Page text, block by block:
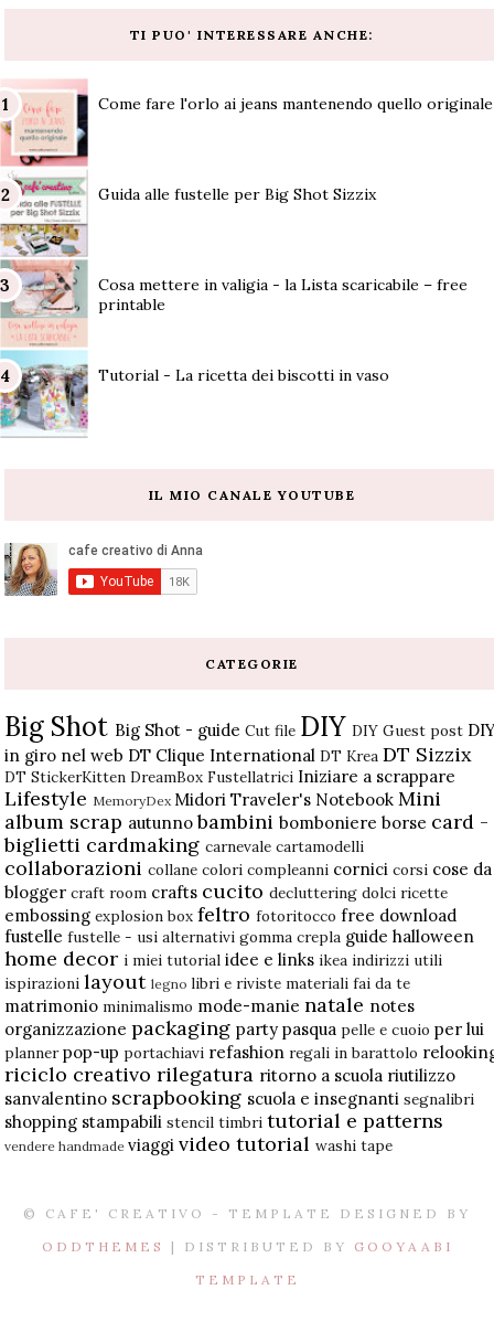
TI PUO' INTERESSARE ANCHE:
Come fare l'orlo ai jeans mantenendo quello originale
Guida alle fustelle per Big Shot Sizzix
Cosa mettere in valigia - la Lista scaricabile – free
printable
Tutorial - La ricetta dei biscotti in vaso
IL MIO CANALE YOUTUBE
CATEGORIE
Big Shot Big Shot - guide Cut file DIY DIY Guest post
in giro nel web DT Clique International DT Krea DT Sizzix
DT StickerKitten DreamBox Fustellatrici Iniziare a scrappare
Lifestyle MemoryDex Midori Traveler's Notebook Mini
album scrap autunno bambini bomboniere borse card -
biglietti cardmaking carnevale cartamodelli
collaborazioni collane colori compleanni cornici corsi cose da
blogger craft room crafts cucito decluttering dolci ricette
embossing explosion box feltro fotoritocco free download
fustelle fustelle - usi alternativi gomma crepla guide halloween
home decor i miei tutorial idee e links ikea indirizzi utili
ispirazioni layout legno libri e riviste materiali fai da te
matrimonio minimalismo mode-manie natale notes
organizzazione packaging party pasqua pelle e cuoio per lui
planner pop-up portachiavi refashion regali in barattolo
riciclo creativo rilegatura ritorno a scuola riutilizzo
sanvalentino scrapbooking scuola e insegnanti segnalibri
shopping stampabili stencil timbri tutorial e patterns
vendere handmade viaggi video tutorial washi tape
© CAFE' CREATIVO - TEMPLATE DESIGNED BY
ODDTHEMES
| DISTRIBUTED BY GOOYAABI
TEMPLATE